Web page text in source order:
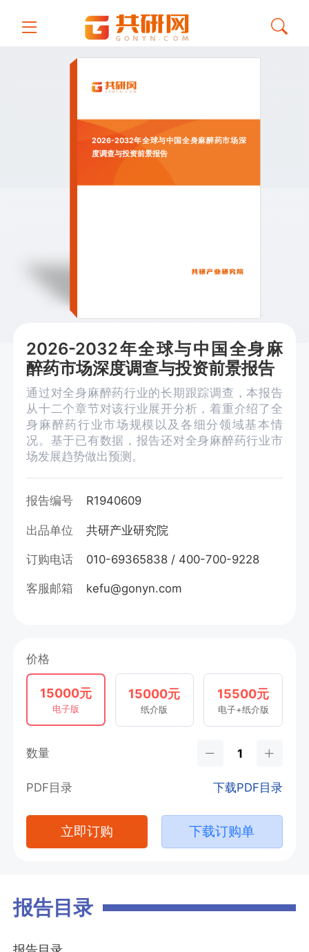
2026-2032年全球与中国全身麻醉药市场深
度调查与投资前景报告
2026-2032年全球与中国全身麻
醉药市场深度调查与投资前景报告
通过对全身麻醉药行业的长期跟踪调查，本报告
从十二个章节对该行业展开分析，着重介绍了全
身麻醉药行业市场规模以及各细分领域基本情
况。基于已有数据，报告还对全身麻醉药行业市
场发展趋势做出预测。
报告编号 R1940609
出品单位 共研产业研究院
订购电话 010-69365838 / 400-700-9228
客服邮箱 kefu@gonyn.com
价格
15000元
电子版
15000元
纸介版
15500元
电子+纸介版
数量
PDF目录 下载PDF目录
立即订购 下载订购单
报告目录